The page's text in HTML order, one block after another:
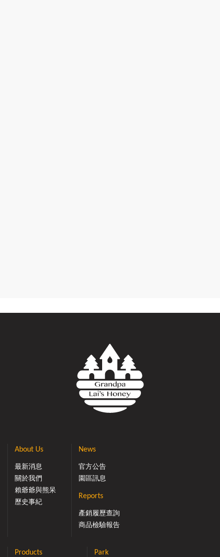
About Us
最新消息
關於我們
賴爺爺與熊呆
歷史事紀
News
官方公告
園區訊息
Reports
產銷履歷查詢
商品檢驗報告
Products Park